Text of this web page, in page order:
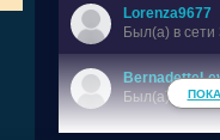
Lorenza9677
Был(a) в сети
Был(a) в сети